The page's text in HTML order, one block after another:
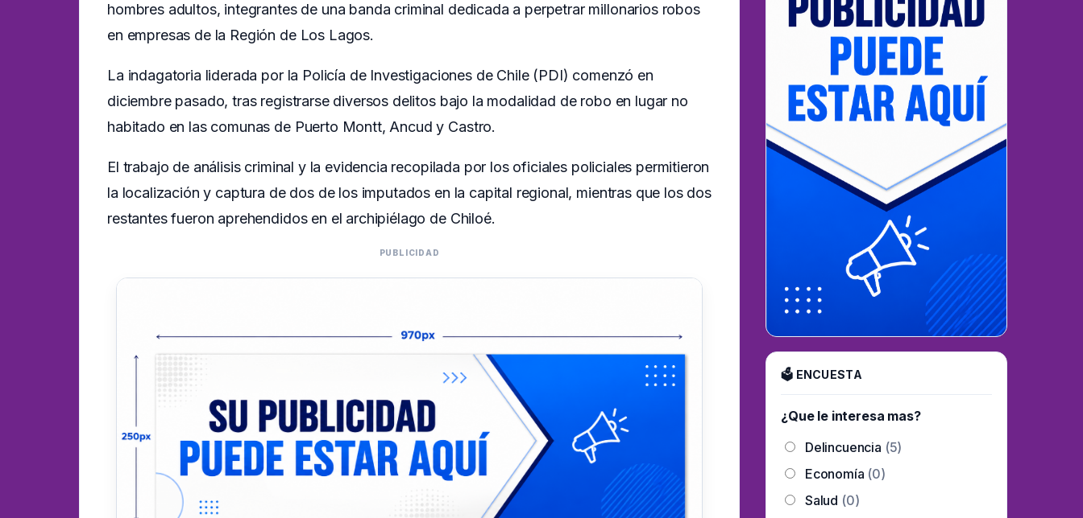
hombres adultos, integrantes de una banda criminal dedicada a perpetrar millonarios robos
en empresas de la Región de Los Lagos.
La indagatoria liderada por la Policía de Investigaciones de Chile (PDI) comenzó en
diciembre pasado, tras registrarse diversos delitos bajo la modalidad de robo en lugar no
habitado en las comunas de Puerto Montt, Ancud y Castro.
El trabajo de análisis criminal y la evidencia recopilada por los oficiales policiales permitieron
la localización y captura de dos de los imputados en la capital regional, mientras que los dos
restantes fueron aprehendidos en el archipiélago de Chiloé.
PUBLICIDAD
🗳 ENCUESTA
¿Que le interesa mas?
Delincuencia (5)
Economía (0)
Salud (0)